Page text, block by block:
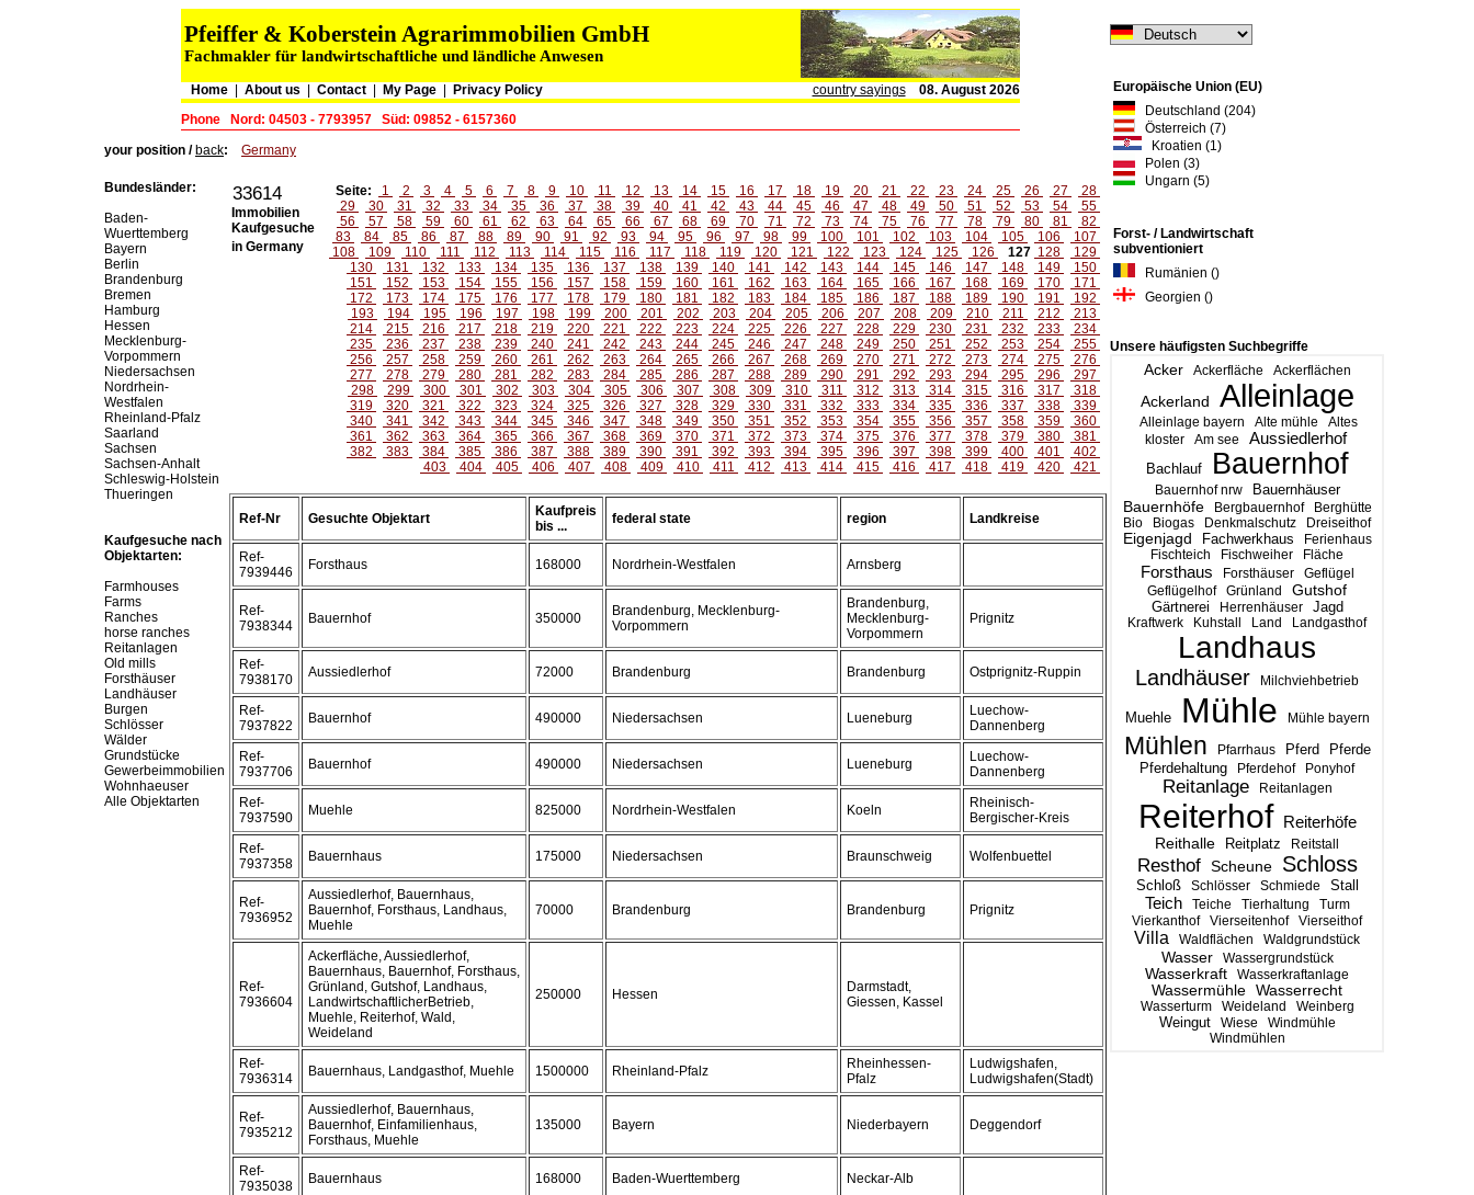
Pfeiffer & Koberstein Agrarimmobilien GmbH
Fachmakler für landwirtschaftliche und ländliche Anwesen
Home| About us Contact| My Page Privacy Policy country sayings
08. August 2026
Phone
Nord: 04503 - 7793957 Süd: 09852 - 6157360
Europäische Union (EU)
Deutschland (204)
Österreich (7)
Kroatien (1)
Polen (3)
Ungarn (5)
Forst- / Landwirtschaft
subventioniert
Rumänien ()
Georgien ()
Unsere häufigsten Suchbegriffe
Acker Ackerfläche Ackerflächen
Ackerland Alleinlage
Alleinlage bayern Alte mühle
Altes
kloster
Am see Aussiedlerhof
Bachlauf Bauernhof
Bauernhof nrw Bauernhäuser
Bauernhöfe Bergbauernhof
Berghütte
Bio
Biogas Denkmalschutz Dreiseithof
Eigenjagd Fachwerkhaus
Ferienhaus
Fischteich
Fischweiher Fläche
Forsthaus Forsthäuser
Geflügel
Geflügelhof
Grünland
Gutshof
Gärtnerei
Herrenhäuser Jagd
Kraftwerk Kuhstall Land Landgasthof
Landhaus
Landhäuser Milchviehbetrieb
Muehle Mühle Mühle bayern
Mühlen Pfarrhaus Pferd Pferde
Pferdehaltung Pferdehof Ponyhof
Reitanlage Reitanlagen
Reiterhof Reiterhöfe
Reithalle Reitplatz Reitstall
Resthof Scheune Schloss
Schloß Schlösser Schmiede Stall
Teich Teiche Tierhaltung
Turm
Vierkanthof
Vierseitenhof Vierseithof
Villa Waldflächen Waldgrundstück
Wasser Wassergrundstück
Wasserkraft Wasserkraftanlage
Wassermühle Wasserrecht
Wasserturm Weideland Weinberg
Weingut Wiese
Windmühle
Windmühlen
your position / back: Germany
Bundesländer:
Baden-
Wuerttemberg
Bayern
Berlin
Brandenburg
Bremen
Hamburg
Hessen
Mecklenburg-
Vorpommern
Niedersachsen
Nordrhein-
Westfalen
Rheinland-Pfalz
Saarland
Sachsen
Sachsen-Anhalt
Schleswig-Holstein
Thueringen
Kaufgesuche nach
Objektarten:
Farmhouses
Farms
Ranches
horse ranches
Reitanlagen
Old mills
Forsthäuser
Landhäuser
Burgen
Schlösser
Wälder
Grundstücke
Gewerbeimmobilien
Wohnhaeuser
Alle Objektarten
33614
Immobilien
Kaufgesuche
in Germany
Seite: 1 2 3 4 5 6 7 8 9 10 11 12 13 14 15 16 17 18 19 20 21 22 23 24 25 26 27
28
29
30 31 32 33 34 35 36 37 38 39 40 41 42 43 44 45 46 47 48 49 50 51 52 53 54
55
56
57 58 59 60 61 62 63 64 65 66 67 68 69 70 71 72 73 74 75 76 77 78 79 80 81
82
83
84 85 86 87 88 89 90 91 92 93 94 95 96 97 98 99 100 101 102 103 104 105 106
107
108
109 110 111 112 113 114 115 116 117 118 119 120 121 122 123 124 125 126 127 128
129
130
131 132 133 134 135 136 137 138 139 140 141 142 143 144 145 146 147 148 149
150
151
152 153 154 155 156 157 158 159 160 161 162 163 164 165 166 167 168 169 170
171
172
173 174 175 176 177 178 179 180 181 182 183 184 185 186 187 188 189 190 191
192
193
194 195 196 197 198 199 200 201 202 203 204 205 206 207 208 209 210 211 212
213
214
215 216 217 218 219 220 221 222 223 224 225 226 227 228 229 230 231 232 233
234
235
236 237 238 239 240 241 242 243 244 245 246 247 248 249 250 251 252 253 254
255
256
257 258 259 260 261 262 263 264 265 266 267 268 269 270 271 272 273 274 275
276
277
278 279 280 281 282 283 284 285 286 287 288 289 290 291 292 293 294 295 296
297
298
299 300 301 302 303 304 305 306 307 308 309 310 311 312 313 314 315 316 317
318
319
320 321 322 323 324 325 326 327 328 329 330 331 332 333 334 335 336 337 338
339
340
341 342 343 344 345 346 347 348 349 350 351 352 353 354 355 356 357 358 359
360
361
362 363 364 365 366 367 368 369 370 371 372 373 374 375 376 377 378 379 380
381
382
383 384 385 386 387 388 389 390 391 392 393 394 395 396 397 398 399 400 401
402
403
404 405 406 407 408 409 410 411 412 413 414 415 416 417 418 419 420 421
Ref-Nr Gesuchte Objektart
Kaufpreis
bis ...
federal state region Landkreise
Ref-
7939446
Forsthaus 168000 Nordrhein-Westfalen Arnsberg
Ref-
7938344
Bauernhof 350000
Brandenburg, Mecklenburg-
Vorpommern
Brandenburg,
Mecklenburg-
Vorpommern
Prignitz
Ref-
7938170
Aussiedlerhof 72000 Brandenburg Brandenburg Ostprignitz-Ruppin
Ref-
7937822
Bauernhof 490000 Niedersachsen Lueneburg
Luechow-
Dannenberg
Ref-
7937706
Bauernhof 490000 Niedersachsen Lueneburg
Luechow-
Dannenberg
Ref-
7937590
Muehle 825000 Nordrhein-Westfalen Koeln
Rheinisch-
Bergischer-Kreis
Ref-
7937358
Bauernhaus 175000 Niedersachsen Braunschweig Wolfenbuettel
Ref-
7936952
Aussiedlerhof, Bauernhaus,
Bauernhof, Forsthaus, Landhaus,
Muehle
70000 Brandenburg Brandenburg Prignitz
Ref-
7936604
Ackerfläche, Aussiedlerhof,
Bauernhaus, Bauernhof, Forsthaus,
Grünland, Gutshof, Landhaus,
LandwirtschaftlicherBetrieb,
Muehle, Reiterhof, Wald,
Weideland
250000 Hessen
Darmstadt,
Giessen, Kassel
Ref-
7936314
Bauernhaus, Landgasthof, Muehle 1500000 Rheinland-Pfalz
Rheinhessen-
Pfalz
Ludwigshafen,
Ludwigshafen(Stadt)
Ref-
7935212
Aussiedlerhof, Bauernhaus,
Bauernhof, Einfamilienhaus,
Forsthaus, Muehle
135000 Bayern Niederbayern Deggendorf
Ref-
7935038
Bauernhaus 168000 Baden-Wuerttemberg Neckar-Alb